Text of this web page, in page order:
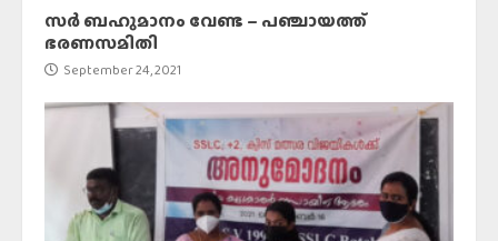
സർ ബഹുമാനം വേണ്ട – പഞ്ചായത്ത്
ഭരണസമിതി
September 24, 2021